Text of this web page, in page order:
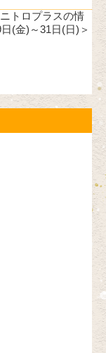
トロプラスの情
(金)～31日(日)＞